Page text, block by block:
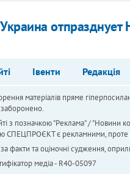
отпразднует
Івенти Редакція
матеріалів пряме
з позначкою "Реклама" / "Новини
СПЕЦПРОЄКТ є рекламними, проте
факти та оціночні судження,
медіа - R40-05097